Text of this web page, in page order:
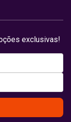
exclusivas!